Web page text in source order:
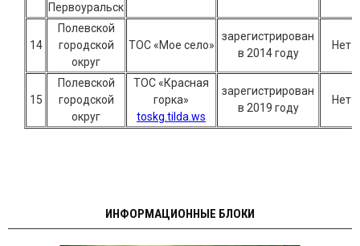
Первоуральск
14
Полевской
городской
округ
ТОС «Мое село»
зарегистрирован
в 2014 году
Нет
15
Полевской
городской
округ
ТОС «Красная
горка»
toskg.tilda.ws
зарегистрирован
в 2019 году
Нет
ИНФОРМАЦИОННЫЕ БЛОКИ